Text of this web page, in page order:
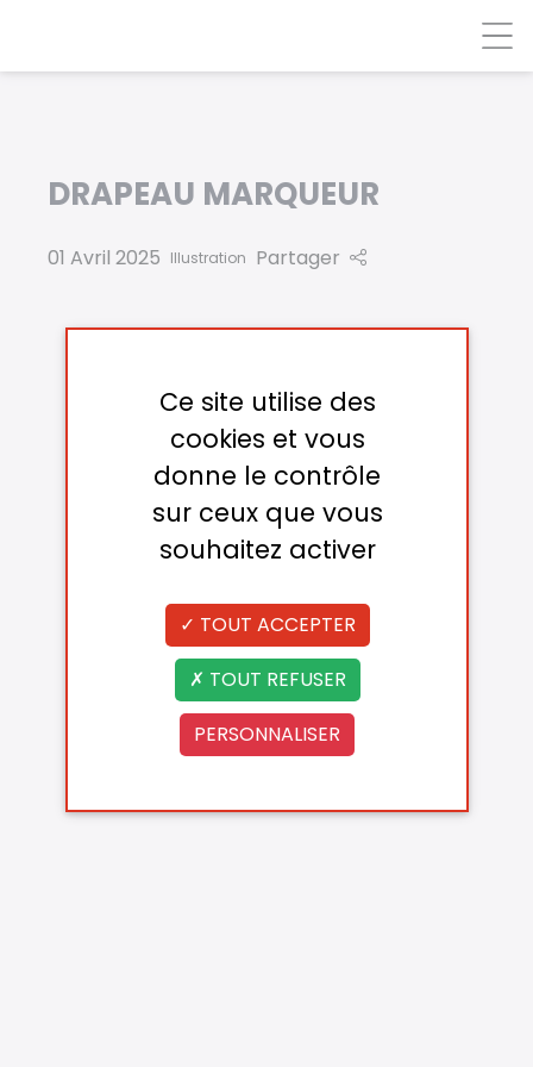
DRAPEAU MARQUEUR
01 Avril 2025 Illustration Partager
Ce site utilise des
cookies et vous
donne le contrôle
sur ceux que vous
souhaitez activer
TOUT ACCEPTER
TOUT REFUSER
PERSONNALISER